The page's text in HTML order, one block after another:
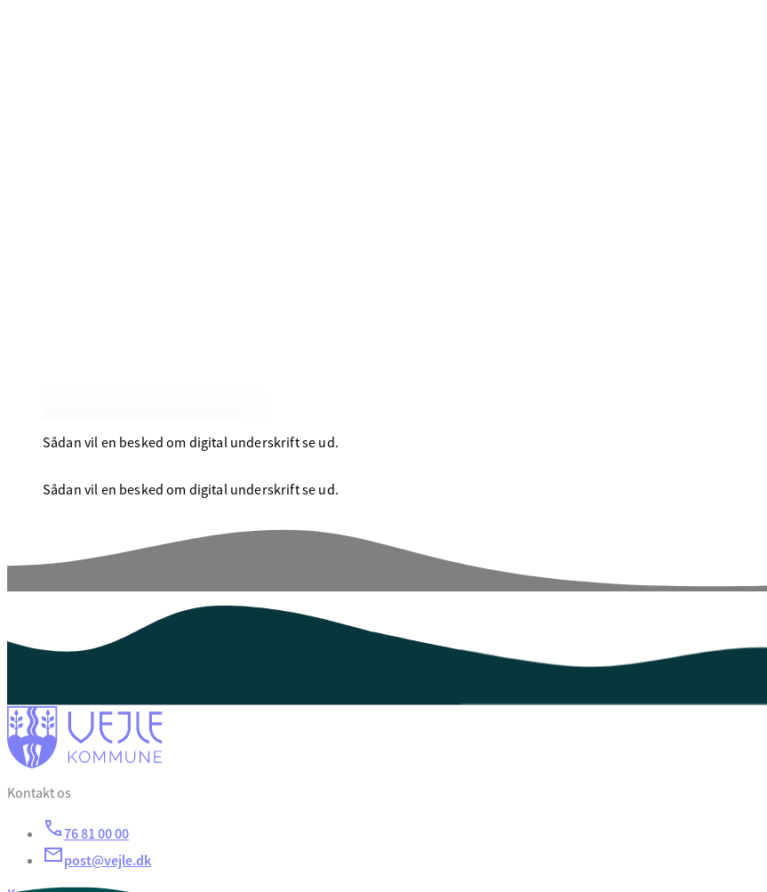
Sådan vil en besked om digital underskrift se ud.
Sådan vil en besked om digital underskrift se ud.
Kontakt os
76 81 00 00
post@vejle.dk